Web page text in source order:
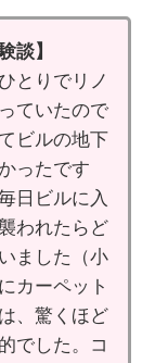
談】
とりでリノ
ていたので
ビルの地下
ったです
日ビルに入
われたらど
ました（小
カーペット
、驚くほど
でした。コ